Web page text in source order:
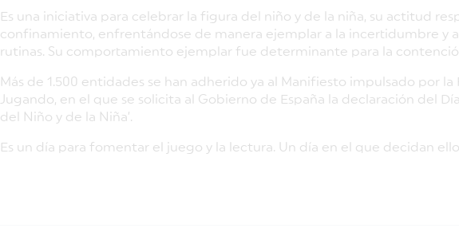
Es una iniciativa para celebrar la figura del niño y de la niña, su actitud
confinamiento, enfrentándose de manera ejemplar a la incertidumbre y
rutinas. Su comportamiento ejemplar fue determinante para la
Más de 1.500 entidades se han adherido ya al Manifiesto impulsado por
Jugando, en el que se solicita al Gobierno de España la declaración del
del Niño y de la Niña’.
Es un día para fomentar el juego y la lectura. Un día en el que decidan